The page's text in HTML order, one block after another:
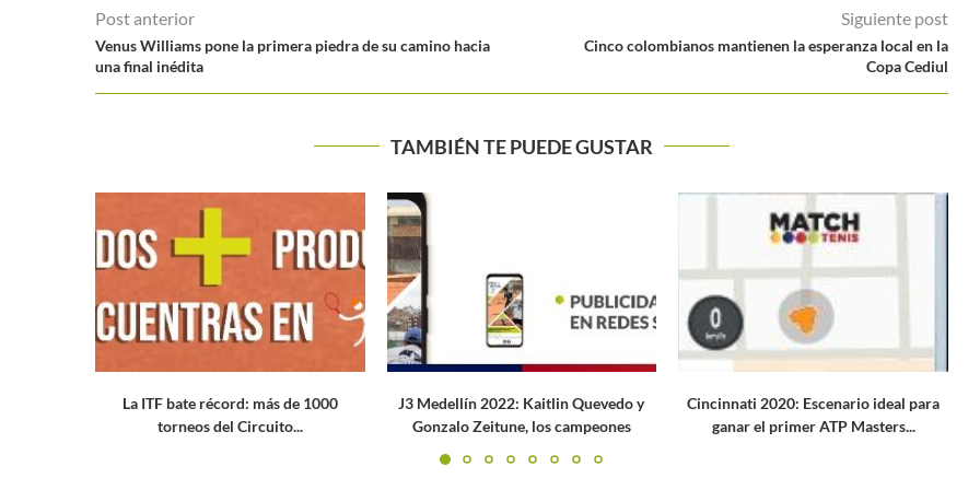
Post anterior
Venus Williams pone la primera piedra de su camino hacia
una final inédita
Siguiente post
Cinco colombianos mantienen la esperanza local en la
Copa Cediul
TAMBIÉN TE PUEDE GUSTAR
J3 Medellín 2022: Kaitlin Quevedo y
Gonzalo Zeitune, los campeones
Cincinnati 2020: Escenario ideal para
ganar el primer ATP Masters...
Murray: «Cuando pierda mi instinto
competitivo será el momento de...